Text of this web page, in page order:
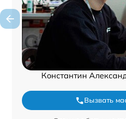
Константин
Вызвать